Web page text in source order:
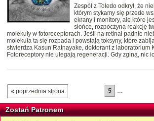
Zespół z Toledo odkrył, że
którym stykamy się przede
ekrany i monitory, ale które
słońce, rozpoczyna reakcję
molekuły w fotoreceptorach. Jeśli na retinal padnie
molekuła ta się rozpada i powstają toksyny, które
stwierdza Kasun Ratnayake, doktorant z laboratorium
Fotoreceptory nie ulegają regeneracji. Gdy zginą, nic
« poprzednia strona 5 …
Zostań Patronem